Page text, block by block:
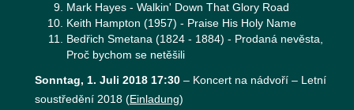
Mark Hayes - Walkin' Down That Glory Road
Keith Hampton (1957) - Praise His Holy Name
Bedřich Smetana (1824 - 1884) - Prodaná nevěsta,
Proč bychom se netěšili
Sonntag, 1. Juli 2018 17:30 – Koncert na nádvoří – Letní
soustředění 2018 (Einladung)